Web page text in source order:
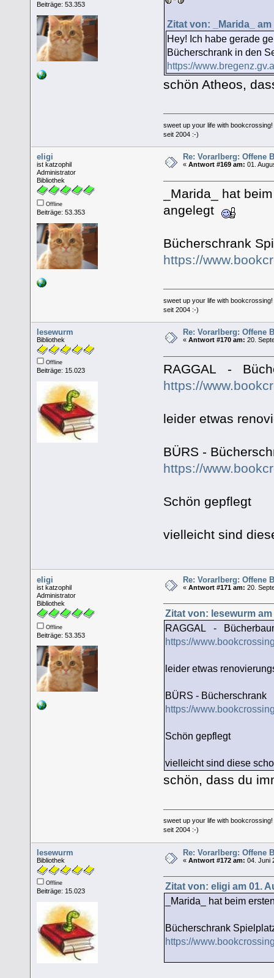
Beiträge: 53.353
Zitat von: _Marida_ am
Hey! Ich habe gerade
Bücherschrank in den
https://
schön Atheos,
sweet up your life with bookcrossing!
seit 2004 :-)
eligi
ist katzophil
Administrator
Bibliothek
Offline
Beiträge: 53.353
Re: Vorarlberg: Offene
«Antwort #169 am: 01.
_Marida_ hat
angelegt
Bücherschrank
https://
sweet up your life with bookcrossing!
seit 2004 :-)
lesewurm
Bibliothek
Offline
Beiträge: 15.023
Re: Vorarlberg: Offene
«Antwort #170 am: 20.
RAGGAL -
https://
leider etwas
BÜRS -
https://
Schön gepflegt
vielleicht sind
eligi
ist katzophil
Administrator
Bibliothek
Offline
Beiträge: 53.353
Re: Vorarlberg: Offene
«Antwort #171 am: 20.
Zitat von: lesewurm
RAGGAL -
https://
leider etwas
BÜRS - Bücherschrank
https://
Schön gepflegt
vielleicht sind diese
schön, dass du
sweet up your life with bookcrossing!
seit 2004 :-)
lesewurm
Bibliothek
Offline
Beiträge: 15.023
Re: Vorarlberg: Offene
«Antwort #172 am: 04. Juni
Zitat von: eligi am 01.
_Marida_ hat beim
Bücherschrank
https://